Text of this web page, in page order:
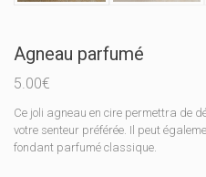
Agneau parfumé
5.00€
Ce joli agneau en cire permettra de
votre senteur préférée. Il peut
fondant parfumé classique.